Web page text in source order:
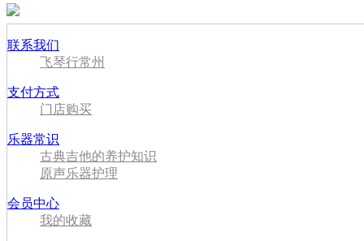
联系我们
飞琴行常州
支付方式
门店购买
乐器常识
古典吉他的养护知识
原声乐器护理
会员中心
我的收藏